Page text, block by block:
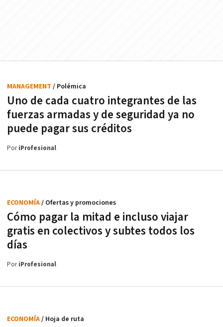
Uno de cada cuatro integrantes de las
fuerzas armadas y de seguridad ya no
puede pagar sus créditos
MANAGEMENT / Polémica
PoriProfesional
Cómo pagar la mitad e incluso viajar
gratis en colectivos y subtes todos los
días
ECONOMÍA/ Ofertas y promociones
PoriProfesional
ECONOMÍA/ Hoja de ruta